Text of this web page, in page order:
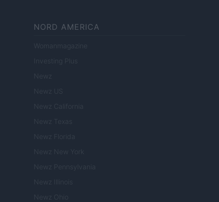
NORD AMERICA
Womanmagazine
Investing Plus
Newz
Newz US
Newz California
Newz Texas
Newz Florida
Newz New York
Newz Pennsylvania
Newz Illinois
Newz Ohio